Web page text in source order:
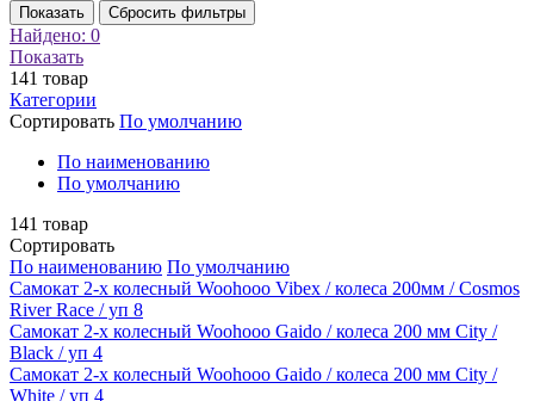
Показать Сбросить фильтры
Найдено: 0
Показать
141 товар
Категории
Сортировать По умолчанию
По наименованию
По умолчанию
141 товар
Сортировать
По наименованию По умолчанию
Самокат 2-х колесный Woohooo Vibex / колеса 200мм / Cosmos
River Race / уп 8
Самокат 2-х колесный Woohooo Gaido / колеса 200 мм Сity /
Black / уп 4
Самокат 2-х колесный Woohooo Gaido / колеса 200 мм Сity /
White / уп 4